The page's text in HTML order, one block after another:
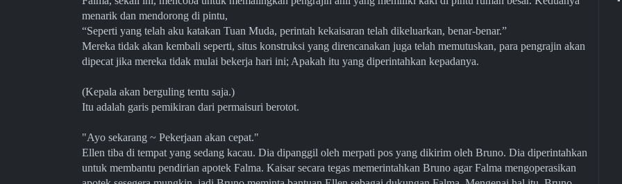
menarik dan mendorong di pintu,
“Seperti yang telah aku katakan Tuan Muda, perintah kekaisaran telah dikeluarkan, benar-benar.”
Mereka tidak akan kembali seperti, situs konstruksi yang direncanakan juga telah memutuskan, para pengrajin akan
dipecat jika mereka tidak mulai bekerja hari ini; Apakah itu yang diperintahkan kepadanya.
(Kepala akan berguling tentu saja.)
Itu adalah garis pemikiran dari permaisuri berotot.
"Ayo sekarang ~ Pekerjaan akan cepat."
Ellen tiba di tempat yang sedang kacau. Dia dipanggil oleh merpati pos yang dikirim oleh Bruno. Dia diperintahkan
untuk membantu pendirian apotek Falma. Kaisar secara tegas memerintahkan Bruno agar Falma mengoperasikan